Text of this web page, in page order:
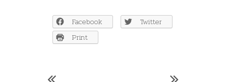
Facebook
Twitter
Print